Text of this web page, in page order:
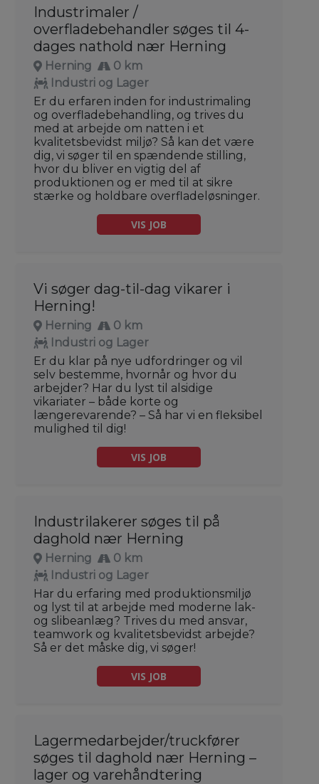
Industrimaler /
overfladebehandler søges til 4-
dages nathold nær Herning
Herning
0 km
Industri og Lager
Er du erfaren inden for industrimaling
og overfladebehandling, og trives du
med at arbejde om natten i et
kvalitetsbevidst miljø? Så kan det være
dig, vi søger til en spændende stilling,
hvor du bliver en vigtig del af
produktionen og er med til at sikre
stærke og holdbare overfladeløsninger.
VIS JOB
Vi søger dag-til-dag vikarer i
Herning!
Herning
0 km
Industri og Lager
Er du klar på nye udfordringer og vil
selv bestemme, hvornår og hvor du
arbejder? Har du lyst til alsidige
vikariater – både korte og
længerevarende? – Så har vi en fleksibel
mulighed til dig!
VIS JOB
Industrilakerer søges til på
daghold nær Herning
Herning
0 km
Industri og Lager
Har du erfaring med produktionsmiljø
og lyst til at arbejde med moderne lak-
og slibeanlæg? Trives du med ansvar,
teamwork og kvalitetsbevidst arbejde?
Så er det måske dig, vi søger!
VIS JOB
Lagermedarbejder/truckfører
søges til daghold nær Herning –
lager og varehåndtering